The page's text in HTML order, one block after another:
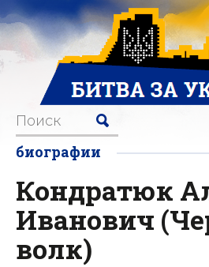
биографии
Кондратюк
Иванович
волк)